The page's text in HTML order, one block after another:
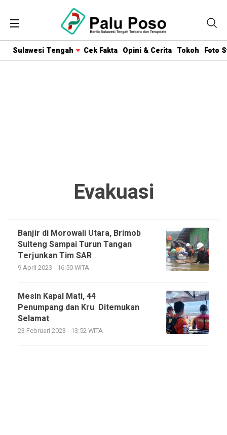
Sulawesi Tengah Cek Fakta Opini & Cerita Tokoh Foto
Evakuasi
Banjir di Morowali Utara, Brimob
Sulteng Sampai Turun Tangan
Terjunkan Tim SAR
9 April 2023 - 16:50 WITA
Mesin Kapal Mati, 44
Penumpang dan Kru Ditemukan
Selamat
23 Februari 2023 - 13:52 WITA